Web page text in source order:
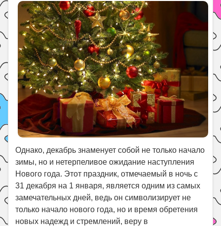
Однако, декабрь знаменует собой не только начало
зимы, но и нетерпеливое ожидание наступления
Нового года. Этот праздник, отмечаемый в ночь с
31 декабря на 1 января, является одним из самых
замечательных дней, ведь он символизирует не
только начало нового года, но и время обретения
новых надежд и стремлений, веру в